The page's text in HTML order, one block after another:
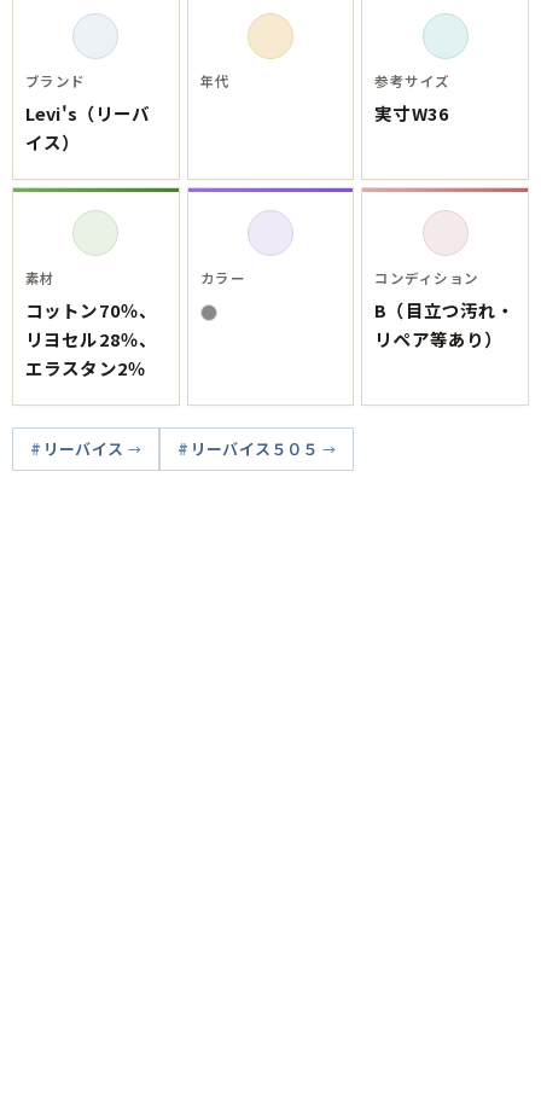
お客様の声
レビュー1万件突破
お気に入りリスト
会員登録
メルマガ登録
会社概要
店舗一覧
古着卸売
特定商取引法に基づく表示
プライバシーポリシー
お問い合わせ
ブランド
Levi's（リーバ
イス）
年代 参考サイズ
実寸W36
素材
コットン70％、
リヨセル28％、
エラスタン2％
カラー コンディション
B（目立つ汚れ・
リペア等あり）
リーバイス リーバイス５０５